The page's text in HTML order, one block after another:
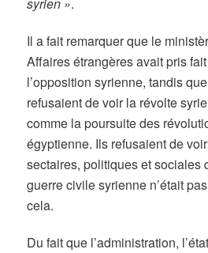
Il a fait remarquer que le
Affaires étrangères avait pris
l’opposition syrienne, tandis
refusaient de voir la révolte
comme la poursuite des
égyptienne. Ils refusaient de
sectaires, politiques et sociales
guerre civile syrienne n’était
cela.
Du fait que l’administration,